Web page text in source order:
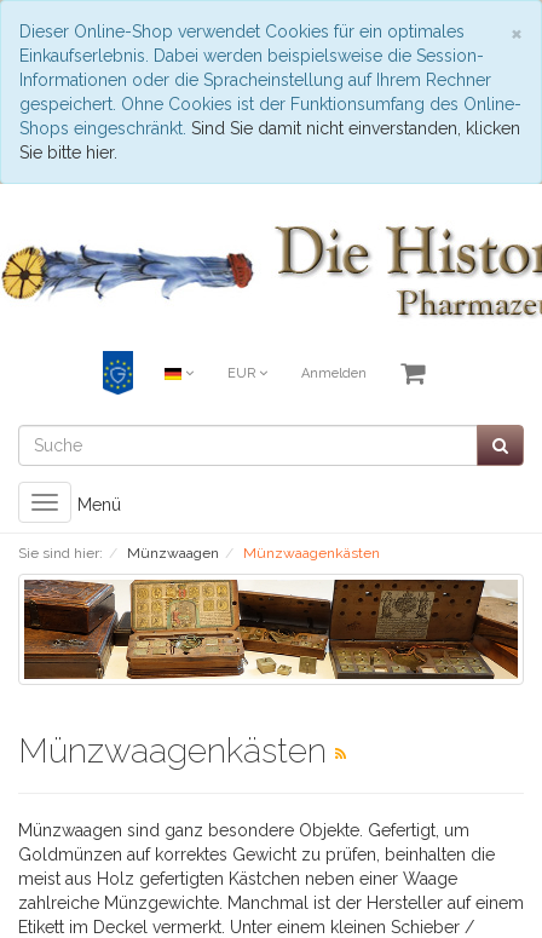
×
Dieser Online-Shop verwendet Cookies für ein optimales
Einkaufserlebnis. Dabei werden beispielsweise die Session-
Informationen oder die Spracheinstellung auf Ihrem Rechner
gespeichert. Ohne Cookies ist der Funktionsumfang des Online-
Shops eingeschränkt. Sind Sie damit nicht einverstanden, klicken
Sie bitte hier.
EUR Anmelden
Toggle
navigation
Menü
Sie sind hier: Münzwaagen Münzwaagenkästen
Münzwaagenkästen
Münzwaagen sind ganz besondere Objekte. Gefertigt, um
Goldmünzen auf korrektes Gewicht zu prüfen, beinhalten die
meist aus Holz gefertigten Kästchen neben einer Waage
zahlreiche Münzgewichte. Manchmal ist der Hersteller auf einem
Etikett im Deckel vermerkt. Unter einem kleinen Schieber /